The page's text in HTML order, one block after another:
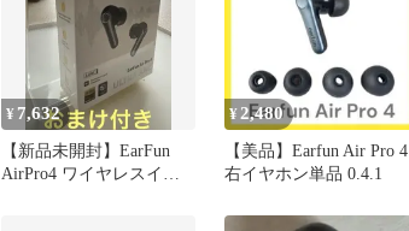
¥ 7,632
【新品未開封】EarFun
AirPro4 ワイヤレスイヤ
¥ 2,480
【美品】Earfun Air Pro 4
右イヤホン単品 0.4.1